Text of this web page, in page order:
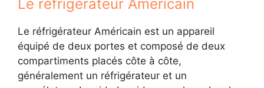
Le réfrigérateur Américain
Le réfrigérateur Américain est un appareil
équipé de deux portes et composé de deux
compartiments placés côte à côte,
généralement un réfrigérateur et un